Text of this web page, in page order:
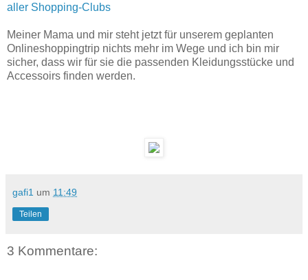
aller Shopping-Clubs
Meiner Mama und mir steht jetzt für unserem geplanten
Onlineshoppingtrip nichts mehr im Wege und ich bin mir
sicher, dass wir für sie die passenden Kleidungsstücke und
Accessoirs finden werden.
gafi1 um 11:49
Teilen
3 Kommentare: